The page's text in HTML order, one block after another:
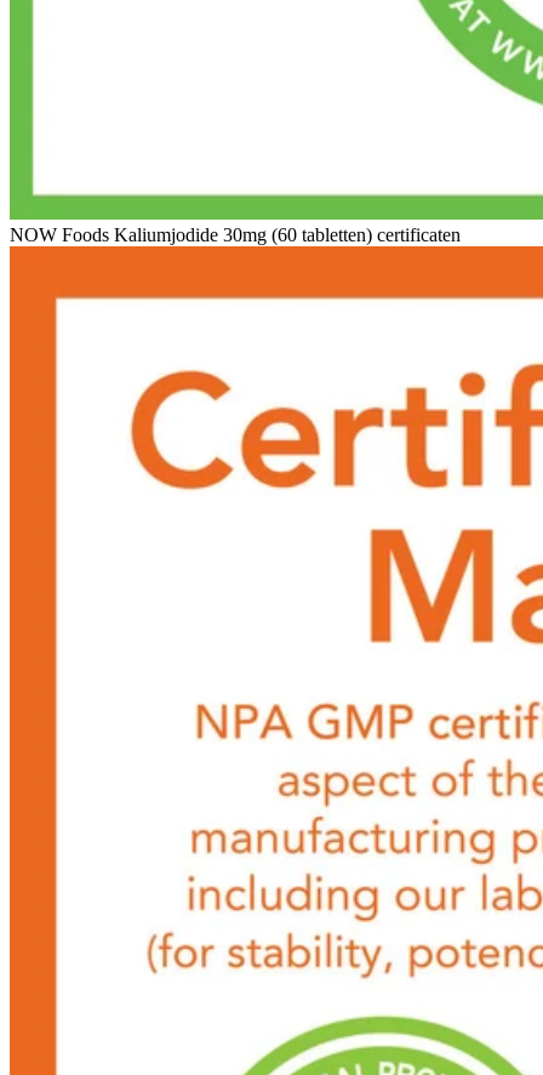
NOW Foods Kaliumjodide 30mg (60 tabletten) certificaten